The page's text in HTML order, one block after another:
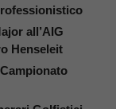
all’AIG
Henseleit